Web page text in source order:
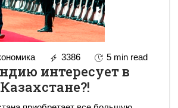
3386 5 min read
интересует в
Казахстане?!